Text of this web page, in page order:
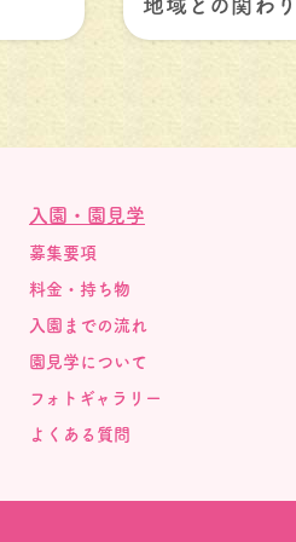
地域との関わり
入園・園見学
募集要項
料金・持ち物
入園までの流れ
園見学について
フォトギャラリー
よくある質問